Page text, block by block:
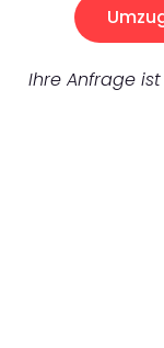
Ihre Anfrage ist